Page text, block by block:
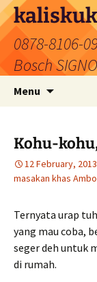
Skip
to
content
0878-8106-
Bosch
Menu
Kohu-
12 February, 2013
masakan khas
Ternyata urap
yang mau coba,
seger deh untuk
di rumah.